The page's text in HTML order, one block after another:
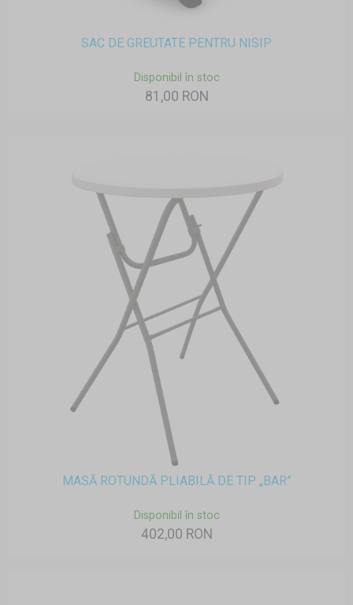
SAC DE GREUTATE PENTRU NISIP
Disponibil în stoc
81,00 RON
MASĂ ROTUNDĂ PLIABILĂ DE TIP „BAR”
Disponibil în stoc
402,00 RON